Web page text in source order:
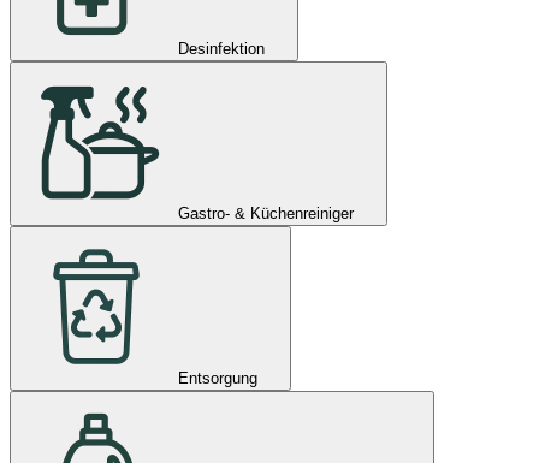
Desinfektion
Gastro- & Küchenreiniger
Entsorgung